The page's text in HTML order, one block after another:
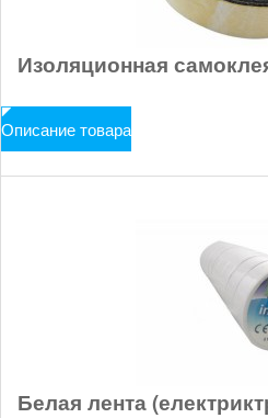
Изоляционная
Описание товара
Белая лента